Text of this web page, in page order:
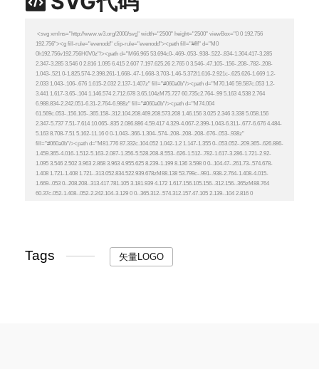
Tags 矢量LOGO